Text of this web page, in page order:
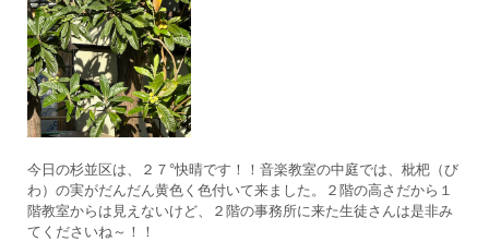
今日の杉並区は、２７°快晴です！！音楽教室の中庭では、枇杷（び
わ）の実がだんだん黄色く色付いて来ました。２階の高さだから１
階教室からは見えないけど、２階の事務所に来た生徒さんは是非み
てくださいね～！！